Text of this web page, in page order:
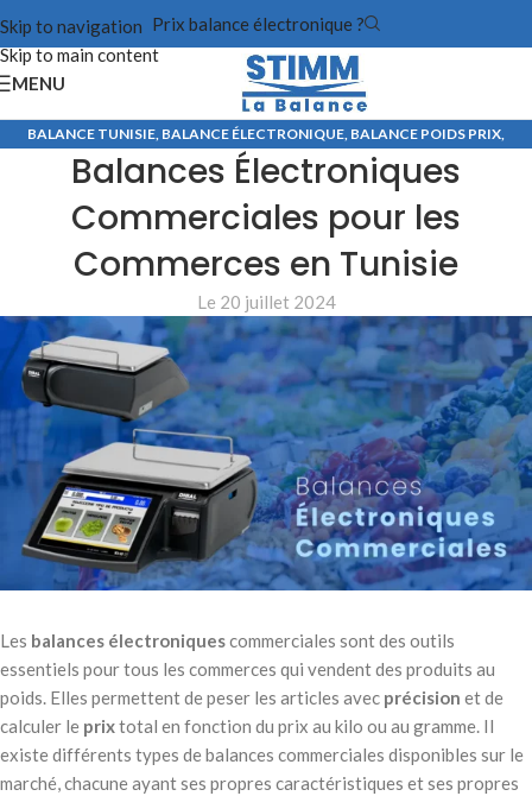
Skip to navigation
Skip to main content
Prix balance électronique ?
MENU
BALANCE TUNISIE, BALANCE ÉLECTRONIQUE, BALANCE POIDS PRIX,
BALANCE TICKET OU ÉTIQUETTE
Balances Électroniques
Commerciales pour les
Commerces en Tunisie
Le 20 juillet 2024
Les balances électroniquescommerciales sont des outils
essentiels pour tous les commerces qui vendent des produits au
poids. Elles permettent de peser les articles avec précision et de
calculer le prixtotal en fonction du prix au kilo ou au gramme. Il
existe différents types de balances commerciales disponibles sur le
marché, chacune ayant ses propres caractéristiques et ses propres